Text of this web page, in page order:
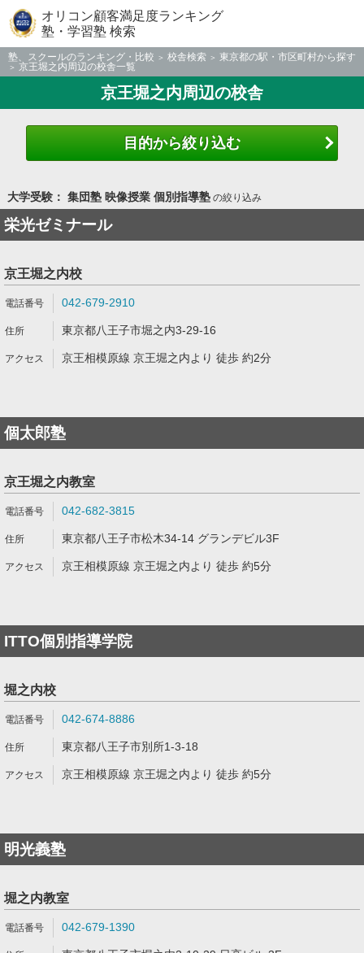
オリコン顧客満足度ランキング
塾・学習塾 検索
塾、スクールのランキング・比較 校舎検索
東京都の駅・市区町村から探す
京王堀之内周辺の校舎一覧
京王堀之内周辺の校舎
目的から絞り込む
大学受験： 集団塾 映像授業 個別指導塾の絞り込み
栄光ゼミナール
京王堀之内校
042-679-2910
東京都八王子市堀之内3-29-16
京王相模原線 京王堀之内より 徒歩 約2分
個太郎塾
京王堀之内教室
042-682-3815
東京都八王子市松木34-14 グランデビル3F
京王相模原線 京王堀之内より 徒歩 約5分
ITTO個別指導学院
堀之内校
042-674-8886
東京都八王子市別所1-3-18
京王相模原線 京王堀之内より 徒歩 約5分
明光義塾
堀之内教室
042-679-1390